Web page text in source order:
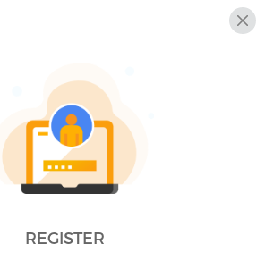
REGISTER